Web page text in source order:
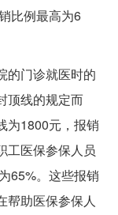
比例最高为6
的门诊就医时的
顶线的规定而
为1800元，报销
工医保参保人员
65%。这些报销
帮助医保参保人